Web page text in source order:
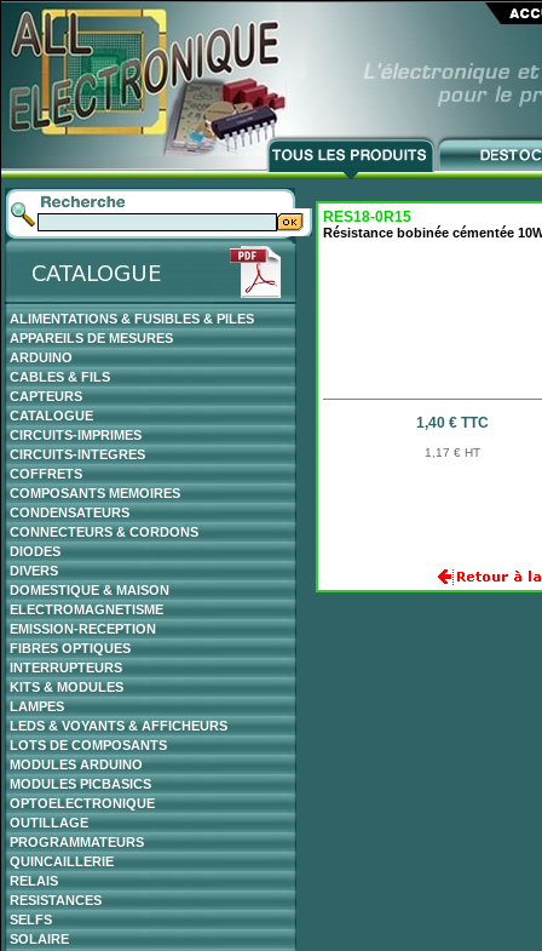
ALIMENTATIONS & FUSIBLES & PILES
APPAREILS DE MESURES
ARDUINO
CABLES & FILS
CAPTEURS
CATALOGUE
CIRCUITS-IMPRIMES
CIRCUITS-INTEGRES
COFFRETS
COMPOSANTS MEMOIRES
CONDENSATEURS
CONNECTEURS & CORDONS
DIODES
DIVERS
DOMESTIQUE & MAISON
ELECTROMAGNETISME
EMISSION-RECEPTION
FIBRES OPTIQUES
INTERRUPTEURS
KITS & MODULES
LAMPES
LEDS & VOYANTS & AFFICHEURS
LOTS DE COMPOSANTS
MODULES ARDUINO
MODULES PICBASICS
OPTOELECTRONIQUE
OUTILLAGE
PROGRAMMATEURS
QUINCAILLERIE
RELAIS
RESISTANCES
SELFS
SOLAIRE
RES18-0R15
Résistance bobinée cémentée
1,40 € TTC
1,17 € HT